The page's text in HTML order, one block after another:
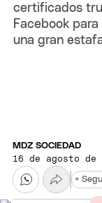
certificados
Facebook
una gran
MDZ SOCIEDAD
16 de agosto de
+